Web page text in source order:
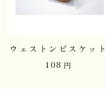
ウェストンビスケット
108 円